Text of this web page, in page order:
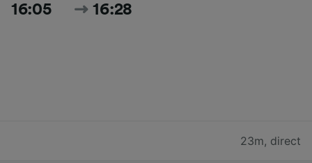
16:05 16:28
23m, direct